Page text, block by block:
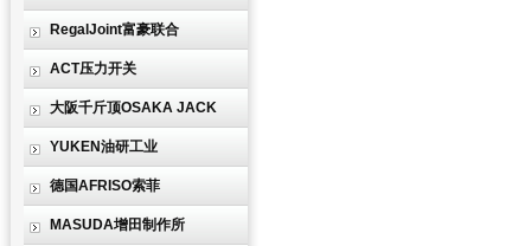
RegalJoint富豪联合
ACT压力开关
大阪千斤顶OSAKA JACK
YUKEN油研工业
德国AFRISO索菲
MASUDA增田制作所